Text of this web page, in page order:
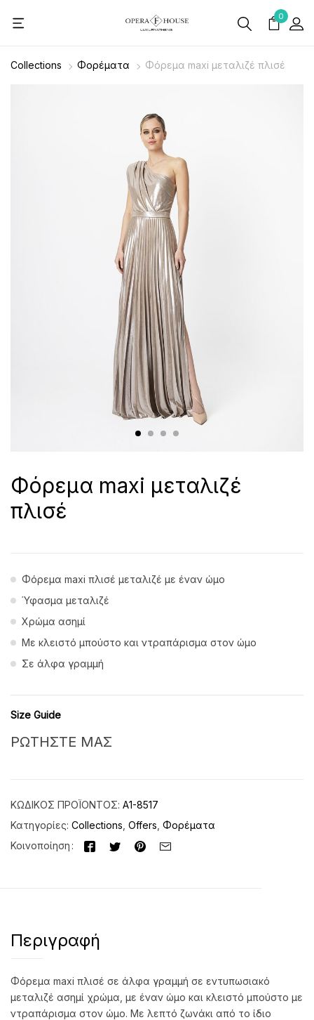
0
Collections Φορέματα Φόρεμα maxi μεταλιζέ πλισέ
Φόρεμα maxi μεταλιζέ
πλισέ
Φόρεμα maxi πλισέ μεταλιζέ με έναν ώμο
Ύφασμα μεταλιζέ
Χρώμα ασημί
Με κλειστό μπούστο και ντραπάρισμα στον ώμο
Σε άλφα γραμμή
Size Guide
ΡΩΤΗΣΤΕ ΜΑΣ
ΚΩΔΙΚΌΣ ΠΡΟΪΌΝΤΟΣ: Α1-8517
Κατηγορίες: Collections Offers Φορέματα
Κοινοποίηση
Περιγραφή
Φόρεμα maxi πλισέ σε άλφα γραμμή σε εντυπωσιακό
μεταλιζέ ασημί χρώμα, με έναν ώμο και κλειστό μπούστο με
ντραπάρισμα στον ώμο. Με λεπτό ζωνάκι από το ίδιο